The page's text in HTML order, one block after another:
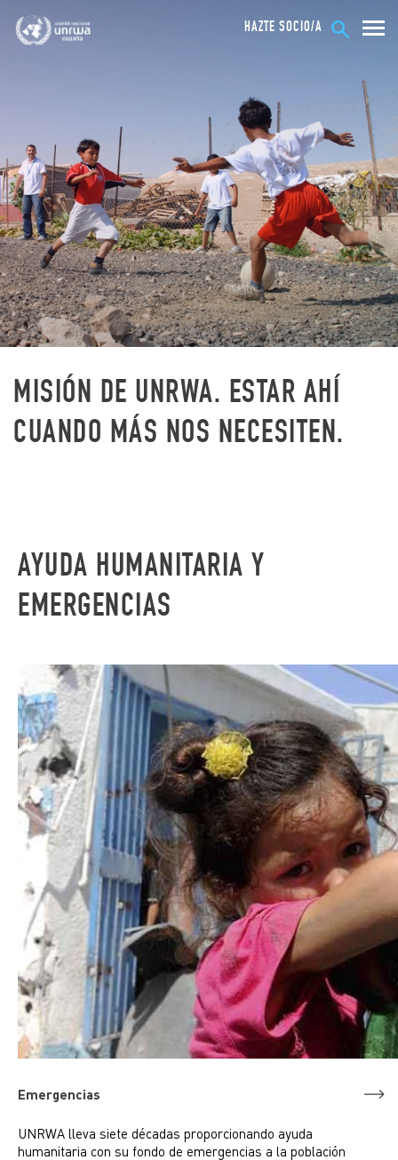
HAZTE SOCIO/A
MISIÓN DE UNRWA. ESTAR AHÍ
CUANDO MÁS NOS NECESITEN.
AYUDA HUMANITARIA Y
EMERGENCIAS
Emergencias
UNRWA lleva siete décadas proporcionando ayuda
humanitaria con su fondo de emergencias a la población